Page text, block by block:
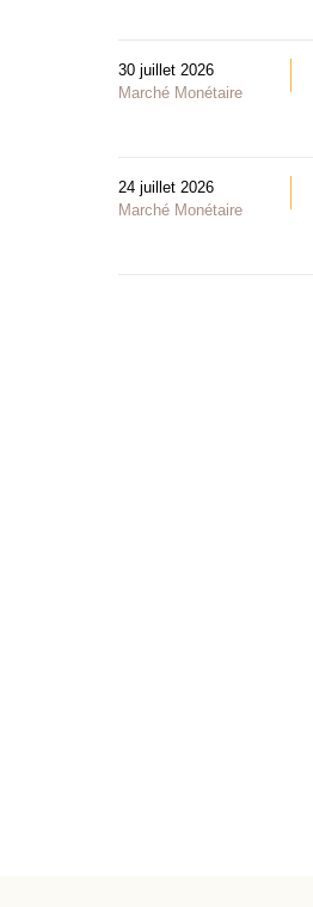
30 juillet 2026
Marché Monétaire
24 juillet 2026
Marché Monétaire